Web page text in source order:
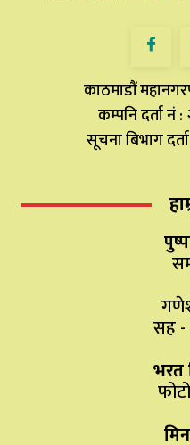
काठमाडौं
कम्पनि दर्ता
सूचना बिभाग
सह -
भरत